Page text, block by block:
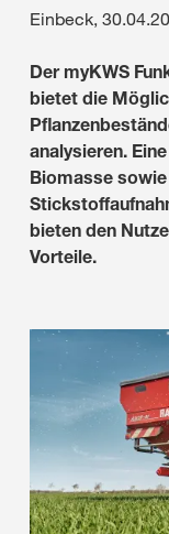
Einbeck,
Der myKWS
bietet die
analysieren.
Biomasse
bieten den
Vorteile.